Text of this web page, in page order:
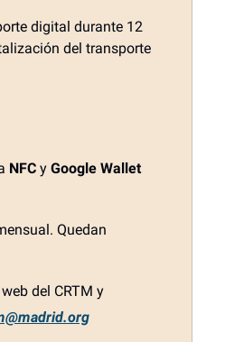
digital durante 12
del transporte
NFC y Google Wallet
Quedan
del CRTM y